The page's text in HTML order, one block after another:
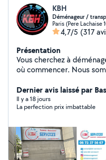
KBH
Déménageur /
Paris (Pere Lachaise
4,7/5 (317
Présentation
Vous cherchez à
où commencer. Nous
France et pays frontalier,
certifier qualité est de
Dernier avis laissé par
Il y a 18 jours
La perfection prix imbattable